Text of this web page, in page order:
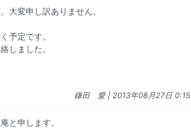
大変申し訳ありません。
予定です。
しました。
鎌田 愛| 2013年08月27日 0:15
と申します。